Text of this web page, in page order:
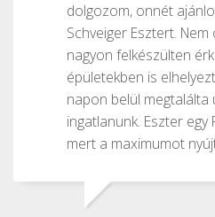
dolgozom, onnét
Schveiger Esztert.
nagyon felkészülten
épületekben is
napon belül megtalálta
ingatlanunk. Eszter
mert a maximumot